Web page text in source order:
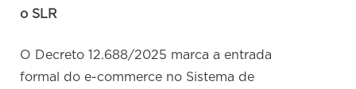
o SLR
O Decreto 12.688/2025 marca a entrada
formal do e-commerce no Sistema de